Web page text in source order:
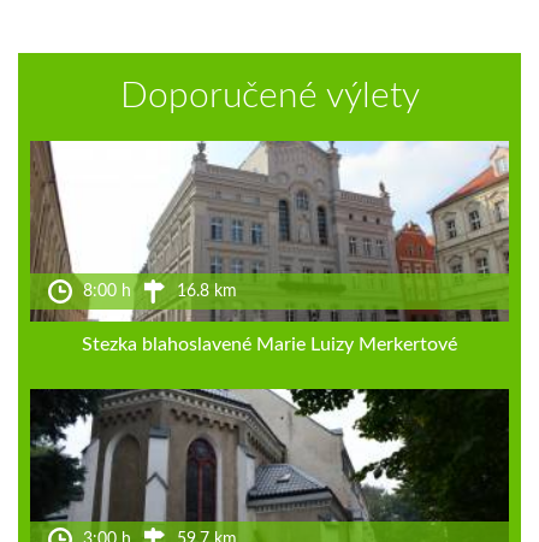
Doporučené výlety
8:00 h 16.8 km
Stezka blahoslavené Marie Luizy Merkertové